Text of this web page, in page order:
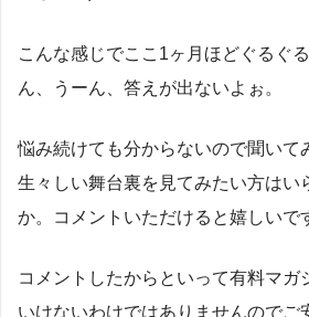
こんな感じでここ1ヶ月ほどぐるぐ
ん、うーん、答えが出ないよぉ。
悩み続けても分からないので聞いて
生々しい舞台裏を見てみたい方はい
か。コメントいただけると嬉しいで
コメントしたからといって有料マガ
いけないわけではありませんのでご